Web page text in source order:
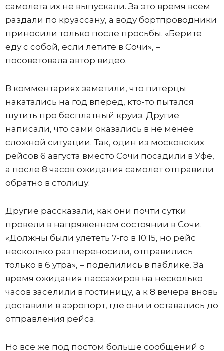
самолета их не выпускали. За это время всем
раздали по круассану, а воду бортпроводники
приносили только после просьбы. «Берите
еду с собой, если летите в Сочи», –
посоветовала автор видео.
В комментариях заметили, что питерцы
накатались на год вперед, кто-то пытался
шутить про бесплатный круиз. Другие
написали, что сами оказались в не менее
сложной ситуации. Так, один из московских
рейсов 6 августа вместо Сочи посадили в Уфе,
а после 8 часов ожидания самолет отправили
обратно в столицу.
Другие рассказали, как они почти сутки
провели в напряженном состоянии в Сочи.
«Должны были улететь 7-го в 10:15, но рейс
несколько раз переносили, отправились
только в 6 утра», – поделились в паблике. За
время ожидания пассажиров на несколько
часов заселили в гостиницу, а к 8 вечера вновь
доставили в аэропорт, где они и оставались до
отправления рейса.
Но все же под постом больше сообщений о